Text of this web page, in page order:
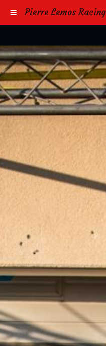
Pierre Lemos Racing